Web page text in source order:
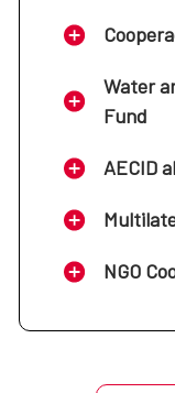
Water
Fund
AECID
NGO